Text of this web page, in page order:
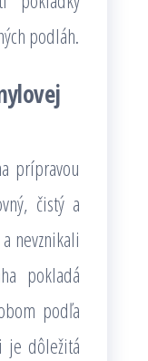
podláh.
prípravou
čistý a
nevznikali
pokladá
podľa
je dôležitá